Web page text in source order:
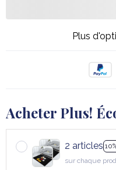
Plus
Acheter Plus!
2 articles
sur chaque